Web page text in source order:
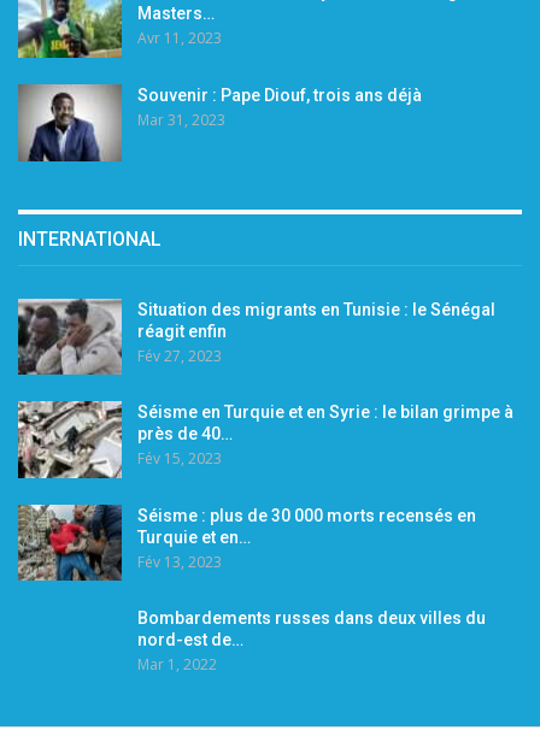
Masters…
Avr 11, 2023
Souvenir : Pape Diouf, trois ans déjà
Mar 31, 2023
INTERNATIONAL
Situation des migrants en Tunisie : le Sénégal
réagit enfin
Fév 27, 2023
Séisme en Turquie et en Syrie : le bilan grimpe à
près de 40…
Fév 15, 2023
Séisme : plus de 30 000 morts recensés en
Turquie et en…
Fév 13, 2023
Bombardements russes dans deux villes du
nord-est de…
Mar 1, 2022